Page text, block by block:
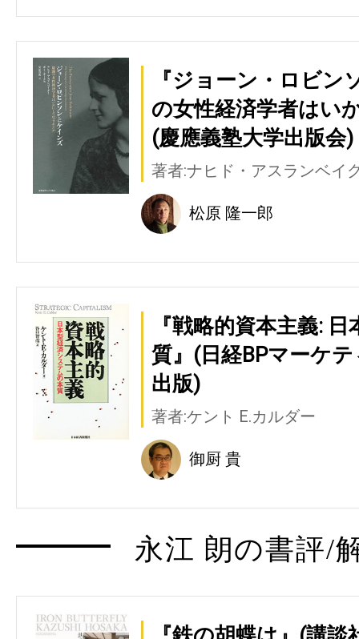
『ジョーン・ロビン
の女性経済学者はい
(慶應義塾大学出版会)
著者:ナヒド・アスランベイ
松原 隆一郎
『戦略的資本主義:
質』(日経BPマーケ
出版)
著者:ケント E.カルダー
御厨 貴
永江 朗の書評/